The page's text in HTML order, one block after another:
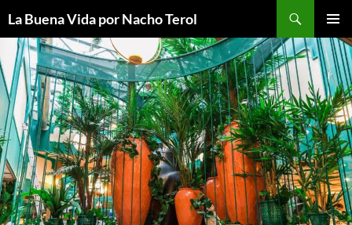
contenido
La Buena Vida por Nacho Terol
MENÚ